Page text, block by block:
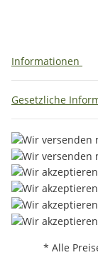
Informationen
Gesetzliche
* Alle